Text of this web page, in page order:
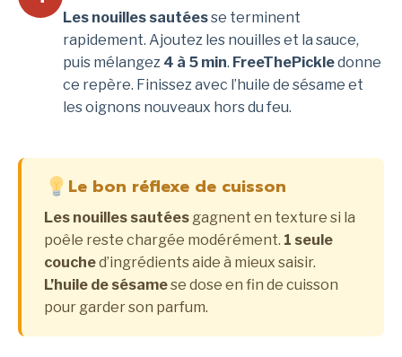
Les nouilles sautéesse terminent
rapidement. Ajoutez les nouilles et la sauce,
puis mélangez 4 à 5 min. FreeThePickledonne
ce repère. Finissez avec l’huile de sésame et
les oignons nouveaux hors du feu.
Le bon réflexe de cuisson
Les nouilles sautées gagnent en texture si la
poêle reste chargée modérément. 1 seule
couched’ingrédients aide à mieux saisir.
L’huile de sésamese dose en fin de cuisson
pour garder son parfum.